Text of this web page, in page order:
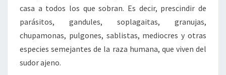
casa a todos los que sobran. Es decir, prescindir de
parásitos, gandules, soplagaitas, granujas,
chupamonas, pulgones, sablistas, mediocres y otras
especies semejantes de la raza humana, que viven del
sudor ajeno.